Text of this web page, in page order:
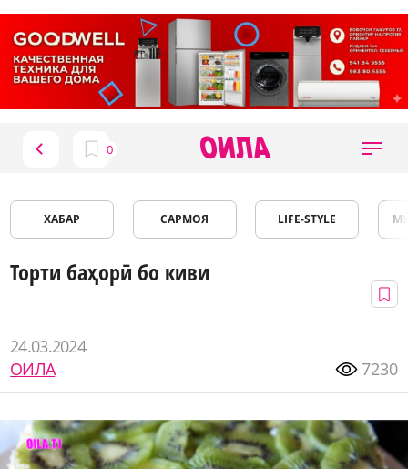
ХАБАР САРМОЯ LIFE-STYLE
Торти баҳорӣ бо киви
24.03.2024
ОИЛА
7230